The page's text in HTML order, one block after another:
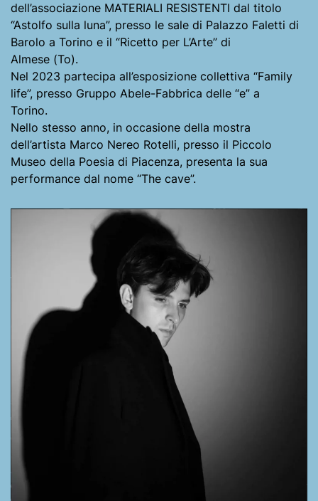
dell’associazione MATERIALI RESISTENTI dal titolo
“Astolfo sulla luna”, presso le sale di Palazzo Faletti di
Barolo a Torino e il “Ricetto per L’Arte” di
Almese (To).
Nel 2023 partecipa all’esposizione collettiva “Family
life”, presso Gruppo Abele-Fabbrica delle “e” a
Torino.
Nello stesso anno, in occasione della mostra
dell’artista Marco Nereo Rotelli, presso il Piccolo
Museo della Poesia di Piacenza, presenta la sua
performance dal nome “The cave”.